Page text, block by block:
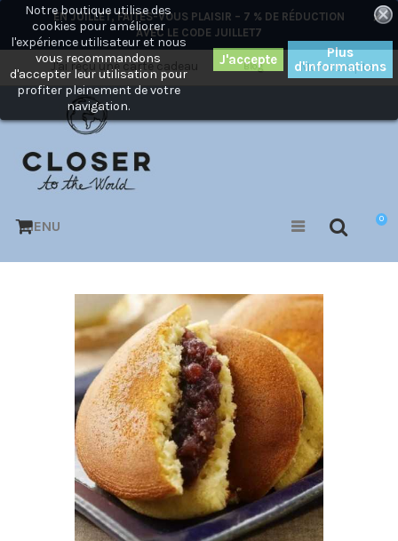
EN JUILLET, FAITES-VOUS PLAISIR – 7 % DE RÉDUCTION
AVEC LE CODE JUILLET7
×
Mon compte
Blog
J'ai reçu une carte cadeau
0
MENU
Notre boutique utilise des
cookies pour améliorer
l'expérience utilisateur et nous
vous recommandons
d'accepter leur utilisation pour
profiter pleinement de votre
navigation.
Plus
d'informations